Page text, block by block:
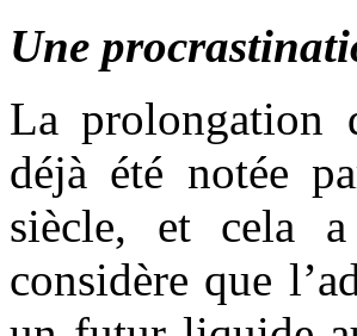
Une
La prolongation
déjà été notée
siècle, et cela
considère que